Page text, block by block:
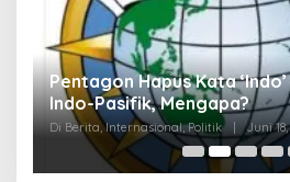
Pentagon Hapus Kata
Indo-Pasifik, Mengapa?
Di Berita, Internasional, Politik Juni